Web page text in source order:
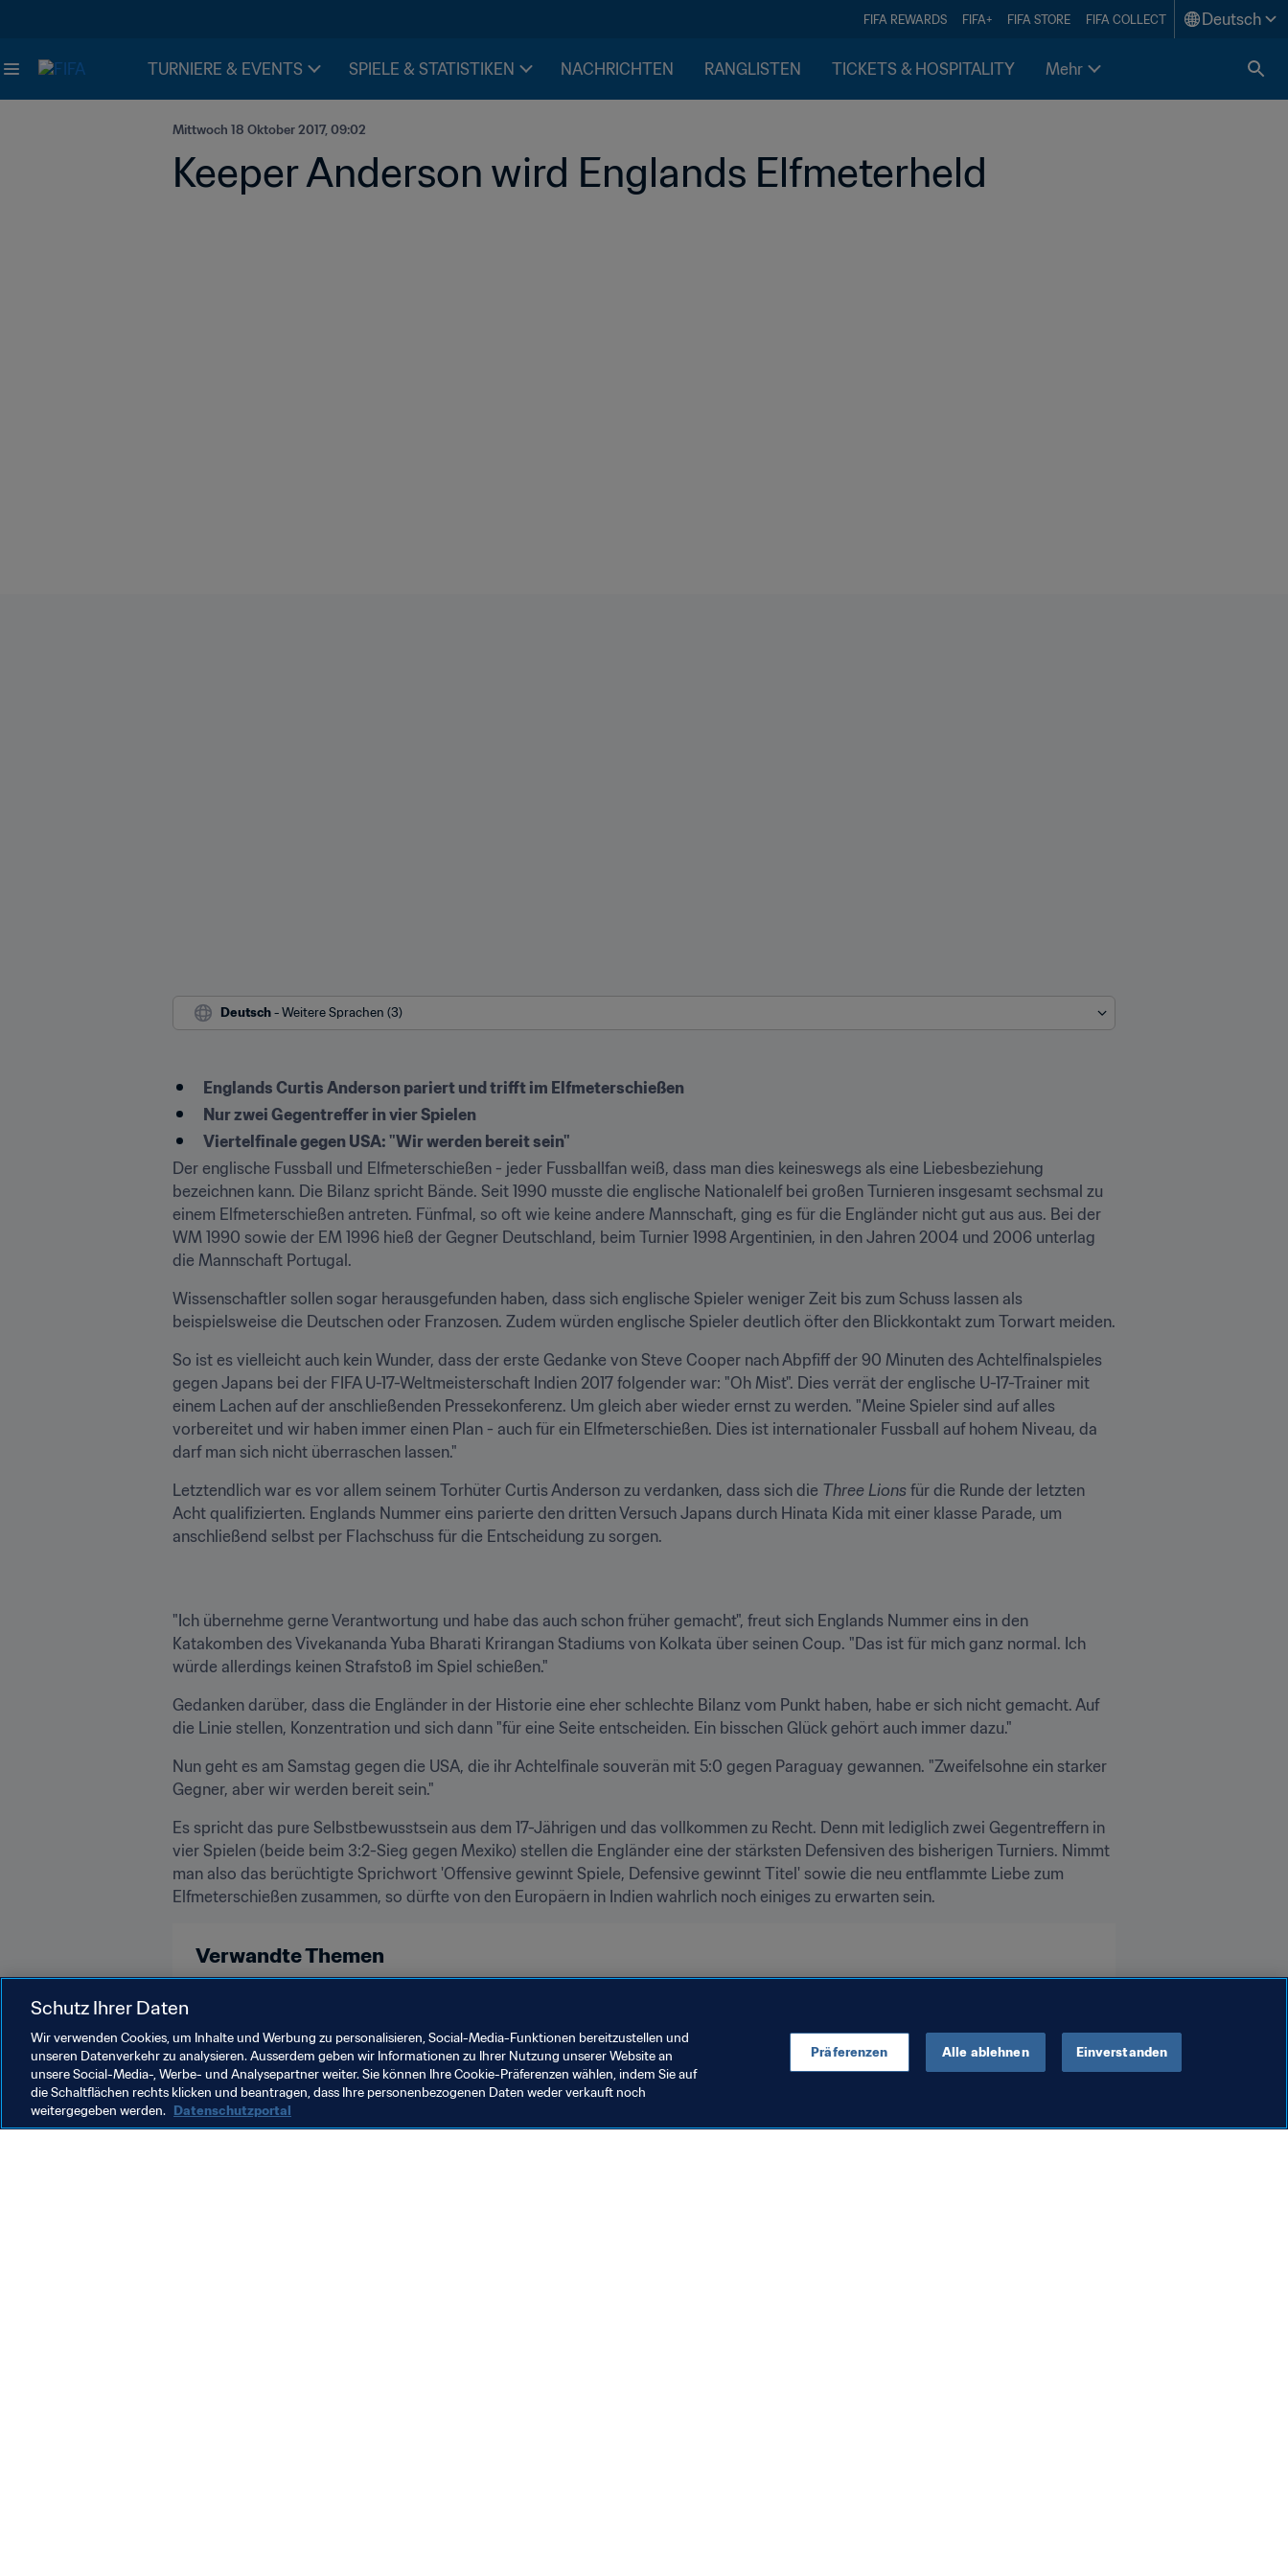
FIFA REWARDS FIFA+ FIFA STORE FIFA COLLECT Deutsch
TURNIERE & EVENTS SPIELE & STATISTIKEN NACHRICHTEN RANGLISTEN TICKETS & HOSPITALITY Mehr
Mittwoch 18 Oktober 2017, 09:02
Keeper Anderson wird Englands Elfmeterheld
Deutsch - Weitere Sprachen (3)
Englands Curtis Anderson pariert und trifft im Elfmeterschießen
Nur zwei Gegentreffer in vier Spielen
Viertelfinale gegen USA: "Wir werden bereit sein"
Der englische Fussball und Elfmeterschießen - jeder Fussballfan weiß, dass man dies keineswegs als eine Liebesbeziehung
bezeichnen kann. Die Bilanz spricht Bände. Seit 1990 musste die englische Nationalelf bei großen Turnieren insgesamt sechsmal zu
einem Elfmeterschießen antreten. Fünfmal, so oft wie keine andere Mannschaft, ging es für die Engländer nicht gut aus aus. Bei der
WM 1990 sowie der EM 1996 hieß der Gegner Deutschland, beim Turnier 1998 Argentinien, in den Jahren 2004 und 2006 unterlag
die Mannschaft Portugal.
Wissenschaftler sollen sogar herausgefunden haben, dass sich englische Spieler weniger Zeit bis zum Schuss lassen als
beispielsweise die Deutschen oder Franzosen. Zudem würden englische Spieler deutlich öfter den Blickkontakt zum Torwart meiden.
So ist es vielleicht auch kein Wunder, dass der erste Gedanke von Steve Cooper nach Abpfiff der 90 Minuten des Achtelfinalspieles
gegen Japans bei der FIFA U-17-Weltmeisterschaft Indien 2017 folgender war: "Oh Mist". Dies verrät der englische U-17-Trainer mit
einem Lachen auf der anschließenden Pressekonferenz. Um gleich aber wieder ernst zu werden. "Meine Spieler sind auf alles
vorbereitet und wir haben immer einen Plan - auch für ein Elfmeterschießen. Dies ist internationaler Fussball auf hohem Niveau, da
darf man sich nicht überraschen lassen."
Letztendlich war es vor allem seinem Torhüter Curtis Anderson zu verdanken, dass sich die Three Lions für die Runde der letzten
Acht qualifizierten. Englands Nummer eins parierte den dritten Versuch Japans durch Hinata Kida mit einer klasse Parade, um
anschließend selbst per Flachschuss für die Entscheidung zu sorgen.
"Ich übernehme gerne Verantwortung und habe das auch schon früher gemacht", freut sich Englands Nummer eins in den
Katakomben des Vivekananda Yuba Bharati Krirangan Stadiums von Kolkata über seinen Coup. "Das ist für mich ganz normal. Ich
würde allerdings keinen Strafstoß im Spiel schießen."
Gedanken darüber, dass die Engländer in der Historie eine eher schlechte Bilanz vom Punkt haben, habe er sich nicht gemacht. Auf
die Linie stellen, Konzentration und sich dann "für eine Seite entscheiden. Ein bisschen Glück gehört auch immer dazu."
Nun geht es am Samstag gegen die USA, die ihr Achtelfinale souverän mit 5:0 gegen Paraguay gewannen. "Zweifelsohne ein starker
Gegner, aber wir werden bereit sein."
Es spricht das pure Selbstbewusstsein aus dem 17-Jährigen und das vollkommen zu Recht. Denn mit lediglich zwei Gegentreffern in
vier Spielen (beide beim 3:2-Sieg gegen Mexiko) stellen die Engländer eine der stärksten Defensiven des bisherigen Turniers. Nimmt
man also das berüchtigte Sprichwort 'Offensive gewinnt Spiele, Defensive gewinnt Titel' sowie die neu entflammte Liebe zum
Elfmeterschießen zusammen, so dürfte von den Europäern in Indien wahrlich noch einiges zu erwarten sein.
Verwandte Themen
Schutz Ihrer Daten
Wir verwenden Cookies, um Inhalte und Werbung zu personalisieren, Social-Media-Funktionen bereitzustellen und
unseren Datenverkehr zu analysieren. Ausserdem geben wir Informationen zu Ihrer Nutzung unserer Website an
unsere Social-Media-, Werbe- und Analysepartner weiter. Sie können Ihre Cookie-Präferenzen wählen, indem Sie auf
die Schaltflächen rechts klicken und beantragen, dass Ihre personenbezogenen Daten weder verkauft noch
weitergegeben werden. Datenschutzportal
Präferenzen Alle ablehnen Einverstanden